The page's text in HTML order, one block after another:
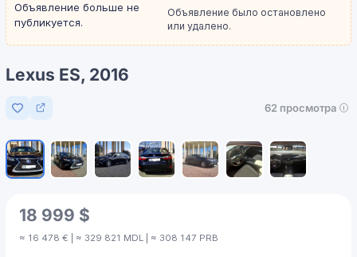
Объявление больше не
публикуется.
Объявление было остановлено
или удалено.
Lexus ES, 2016
Добавить в избранное
62 просмотра
18 999 $
≈ 16 478 € | ≈ 329 821 MDL | ≈ 308 147 PRB